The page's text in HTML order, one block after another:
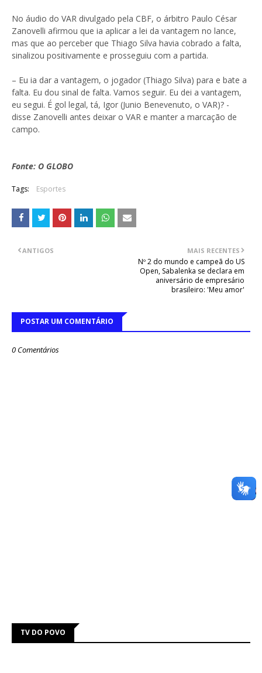
No áudio do VAR divulgado pela CBF, o árbitro Paulo César
Zanovelli afirmou que ia aplicar a lei da vantagem no lance,
mas que ao perceber que Thiago Silva havia cobrado a falta,
sinalizou positivamente e prosseguiu com a partida.
– Eu ia dar a vantagem, o jogador (Thiago Silva) para e bate a
falta. Eu dou sinal de falta. Vamos seguir. Eu dei a vantagem,
eu segui. É gol legal, tá, Igor (Junio Benevenuto, o VAR)? -
disse Zanovelli antes deixar o VAR e manter a marcação de
campo.
Fonte: O GLOBO
Tags: Esportes
MAIS RECENTES
Nº 2 do mundo e campeã do US
Open, Sabalenka se declara em
aniversário de empresário
brasileiro: 'Meu amor'
ANTIGOS
POSTAR UM COMENTÁRIO
0 Comentários
TV DO POVO